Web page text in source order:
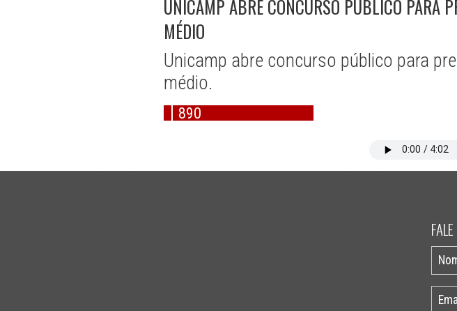
UNICAMP ABRE CONCURSO PÚBLICO PARA
MÉDIO
Unicamp abre concurso público para
médio.
890